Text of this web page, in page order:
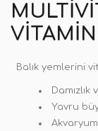
Balık yemlerini
Yavru